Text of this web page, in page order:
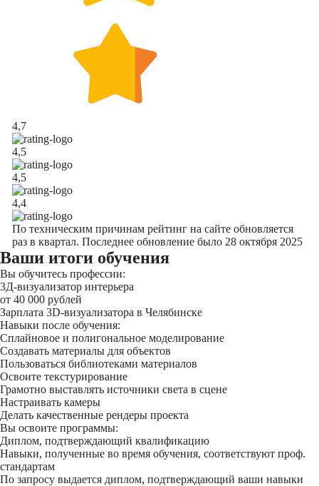
4,7
4,5
4,5
4,4
По техническим причинам рейтинг на сайте обновляется
раз в квартал. Последнее обновление было 28 октября 2025
Ваши итоги обучения
Вы обучитесь профессии:
3Д-визуализатор интерьера
от 40 000 рублей
Зарплата 3D-визуализатора в Челябинске
Навыки после обучения:
Сплайновое и полигональное моделирование
Создавать материалы для объектов
Пользоваться библиотеками материалов
Освоите текстурирование
Грамотно выставлять источники света в сцене
Настраивать камеры
Делать качественные рендеры проекта
Вы освоите программы:
Диплом, подтверждающий квалификацию
Навыки, полученные во время обучения, соответствуют проф.
стандартам
По запросу выдается диплом, подтверждающий ваши навыки